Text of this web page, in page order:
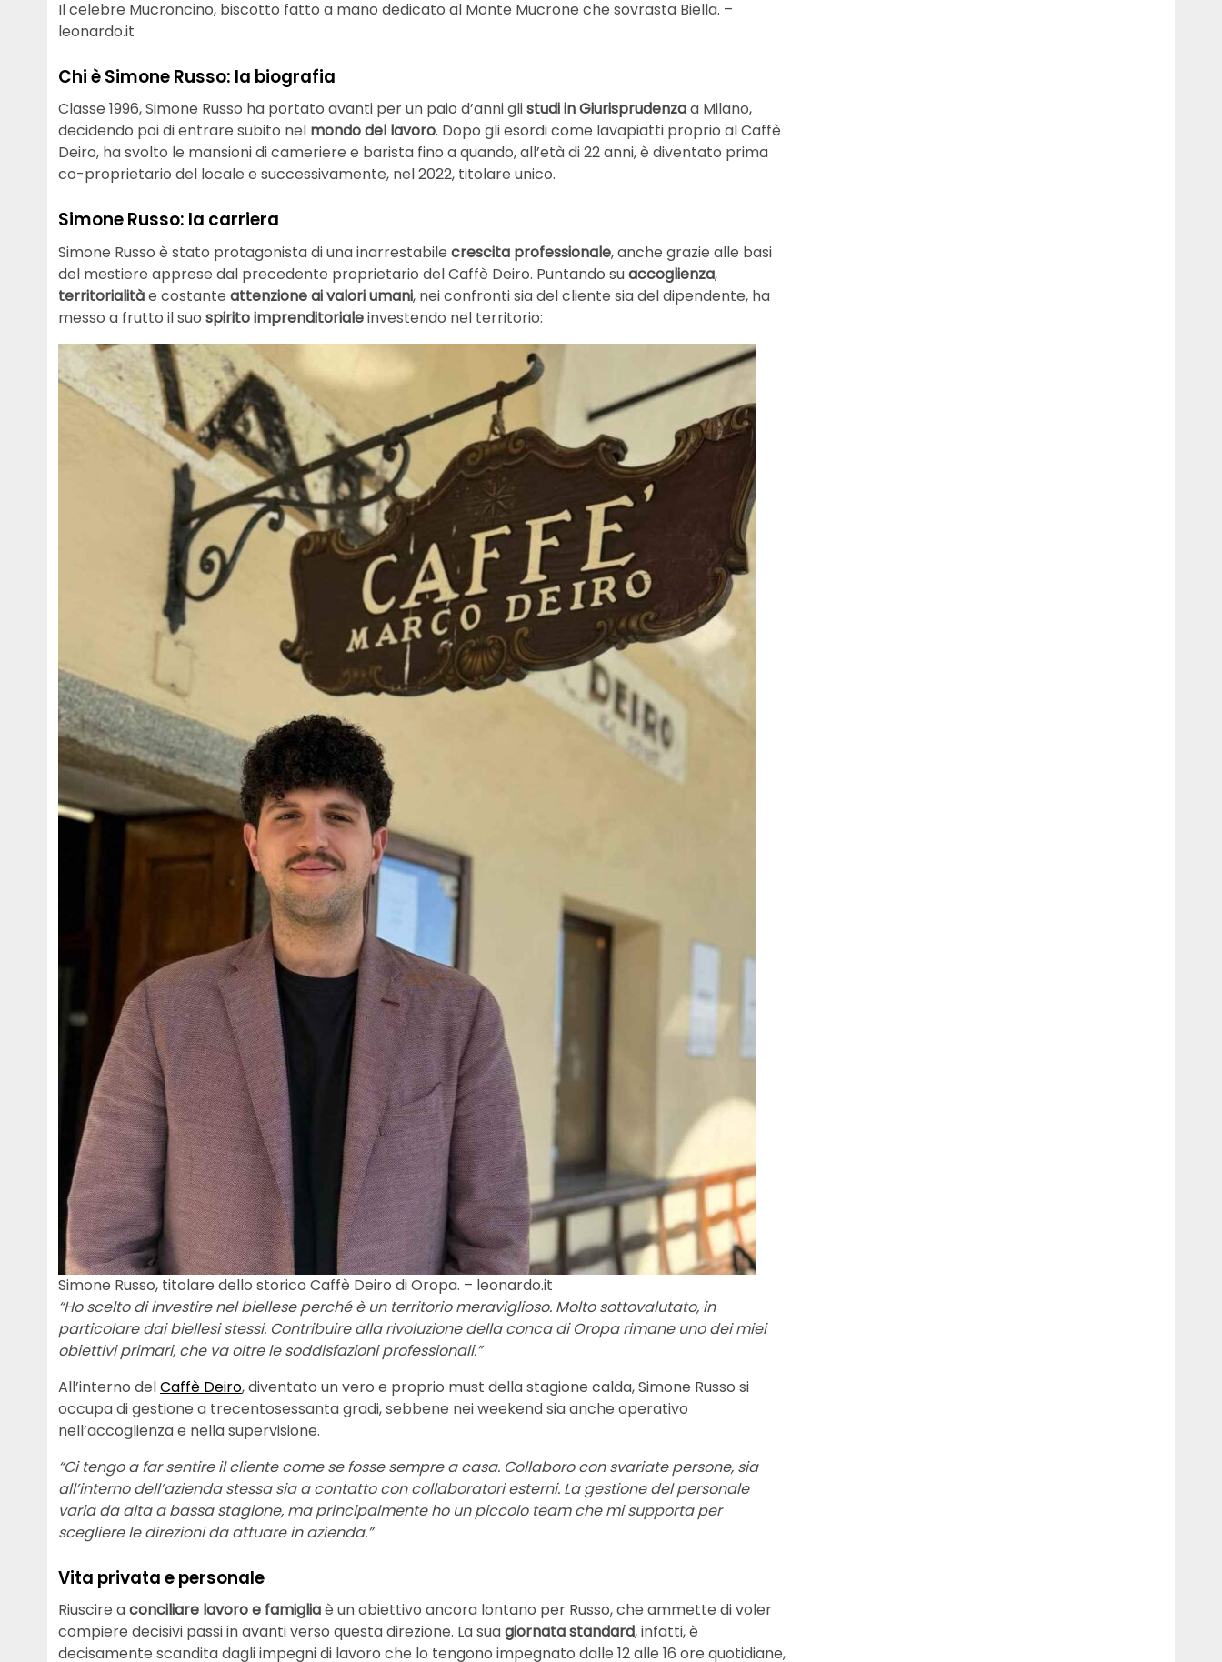
Il celebre Mucroncino, biscotto fatto a mano dedicato al Monte Mucrone che sovrasta Biella. –
leonardo.it
Chi è Simone Russo: la biografia
Classe 1996, Simone Russo ha portato avanti per un paio d’anni glistudi in Giurisprudenzaa Milano,
decidendo poi di entrare subito nel mondo del lavoro. Dopo gli esordi come lavapiatti proprio al Caffè
Deiro, ha svolto le mansioni di cameriere e barista fino a quando, all’età di 22 anni, è diventato prima
co-proprietario del locale e successivamente, nel 2022, titolare unico.
Simone Russo: la carriera
Simone Russo è stato protagonista di una inarrestabile crescita professionale, anche grazie alle basi
del mestiere apprese dal precedente proprietario del Caffè Deiro. Puntando suaccoglienza,
territorialitàe costante attenzione ai valori umani, nei confronti sia del cliente sia del dipendente, ha
messo a frutto il suo spirito imprenditorialeinvestendo nel territorio:
Simone Russo, titolare dello storico Caffè Deiro di Oropa. – leonardo.it
“Ho scelto di investire nel biellese perché è un territorio meraviglioso. Molto sottovalutato, in
particolare dai biellesi stessi. Contribuire alla rivoluzione della conca di Oropa rimane uno dei miei
obiettivi primari, che va oltre le soddisfazioni professionali.”
All’interno delCaffè Deiro, diventato un vero e proprio must della stagione calda, Simone Russo si
occupa di gestione a trecentosessanta gradi, sebbene nei weekend sia anche operativo
nell’accoglienza e nella supervisione.
“Ci tengo a far sentire il cliente come se fosse sempre a casa. Collaboro con svariate persone, sia
all’interno dell’azienda stessa sia a contatto con collaboratori esterni. La gestione del personale
varia da alta a bassa stagione, ma principalmente ho un piccolo team che mi supporta per
scegliere le direzioni da attuare in azienda.”
Vita privata e personale
Riuscire aconciliare lavoro e famigliaè un obiettivo ancora lontano per Russo, che ammette di voler
compiere decisivi passi in avanti verso questa direzione. La suagiornata standard, infatti, è
decisamente scandita dagli impegni di lavoro che lo tengono impegnato dalle 12 alle 16 ore quotidiane,